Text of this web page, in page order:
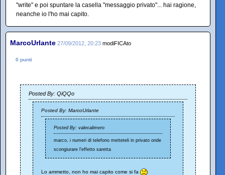
"write" e poi spuntare la casella "messaggio privato"... hai ragione,
neanche io l'ho mai capito.
MarcoUrlante 27/09/2012, 20:23 modiFICAto
0 punti
Posted By: QiQQo
Posted By: MarcoUrlante
Posted By: valecalimero
marco, i numeri di telefono metteteli in privato onde
scongiurare l'effetto saretta
Lo ammetto, non ho mai capito come si fa